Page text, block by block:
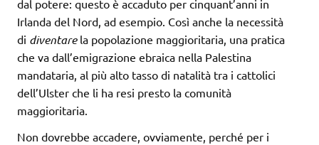
dal potere: questo è accaduto per cinquant’anni in
Irlanda del Nord, ad esempio. Così anche la necessità
di diventarela popolazione maggioritaria, una pratica
che va dall’emigrazione ebraica nella Palestina
mandataria, al più alto tasso di natalità tra i cattolici
dell’Ulster che li ha resi presto la comunità
maggioritaria.
Non dovrebbe accadere, ovviamente, perché per i